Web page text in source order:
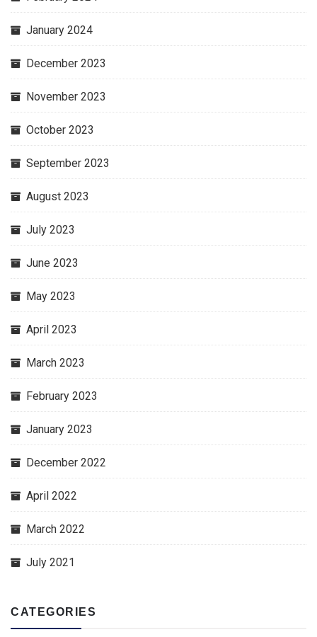
January 2024
December 2023
November 2023
October 2023
September 2023
August 2023
July 2023
June 2023
May 2023
April 2023
March 2023
February 2023
January 2023
December 2022
April 2022
March 2022
July 2021
CATEGORIES